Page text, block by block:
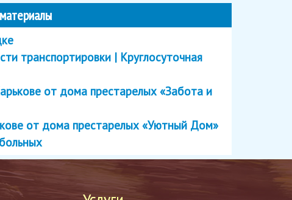
транспортировки | Круглосуточная
от дома престарелых «Забота и
от дома престарелых «Уютный Дом»